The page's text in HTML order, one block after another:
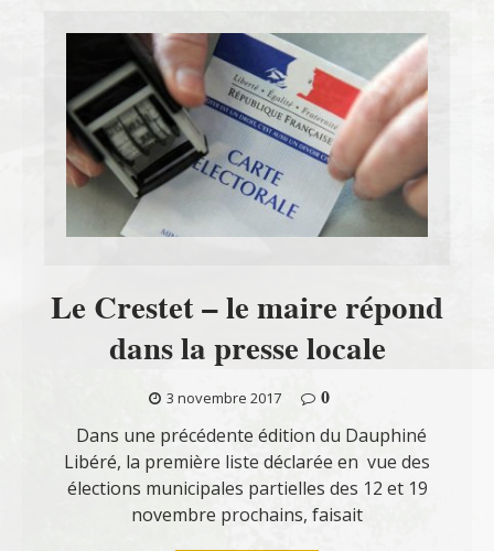
Le Crestet – le maire répond
dans la presse locale
3 novembre 2017
0
Dans une précédente édition du Dauphiné
Libéré, la première liste déclarée en vue des
élections municipales partielles des 12 et 19
novembre prochains, faisait